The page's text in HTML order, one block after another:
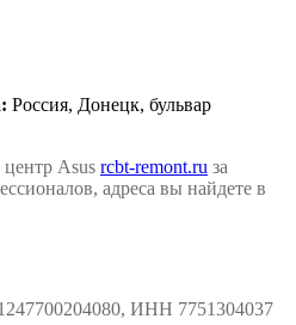
Россия, Донецк, бульвар
Asus rcbt-remont.ru за
адреса вы найдете в
ИНН 7751304037